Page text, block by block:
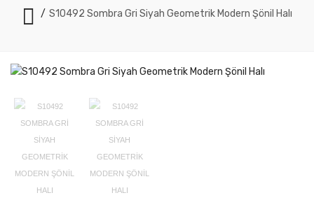
S10492 Sombra Gri Siyah Geometrik Modern Şönil Halı